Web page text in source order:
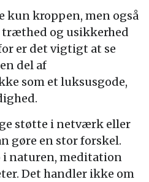
kun kroppen, men også
og usikkerhed
er det vigtigt at se
del af
som et luksusgode,
støtte i netværk eller
gøre en stor forskel.
i naturen, meditation
Det handler ikke om